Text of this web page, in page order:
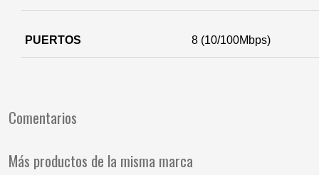
PUERTOS 8 (10/100Mbps)
Comentarios
Más productos de la misma marca